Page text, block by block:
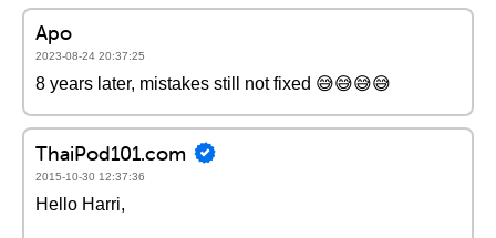
Apo
2023-08-24 20:37:25
8 years later, mistakes still not fixed 😅😅😅😅
ThaiPod101.com
2015-10-30 12:37:36
Hello Harri,